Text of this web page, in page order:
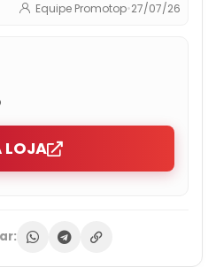
Equipe Promotop•27/07/26
LOJA